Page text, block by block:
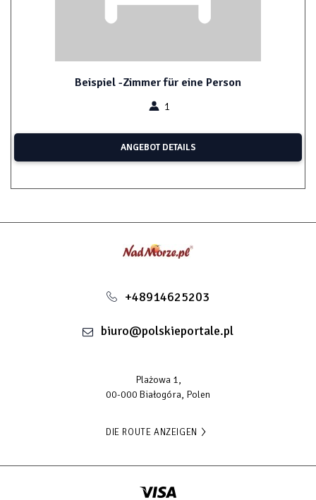
Beispiel -Zimmer für eine Person
1
ANGEBOT DETAILS
+48914625203
biuro@polskieportale.pl
Plażowa 1,
00-000 Białogóra, Polen
DIE ROUTE ANZEIGEN